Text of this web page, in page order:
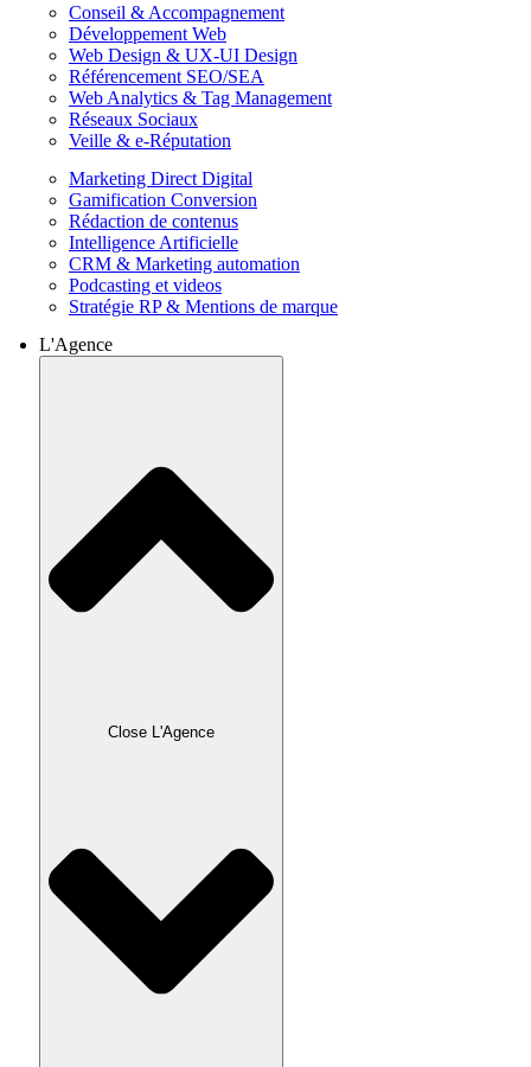
Conseil & Accompagnement
Développement Web
Web Design & UX-UI Design
Référencement SEO/SEA
Web Analytics & Tag Management
Réseaux Sociaux
Veille & e-Réputation
Marketing Direct Digital
Gamification Conversion
Rédaction de contenus
Intelligence Artificielle
CRM & Marketing automation
Podcasting et videos
Stratégie RP & Mentions de marque
L'Agence
Close L'Agence